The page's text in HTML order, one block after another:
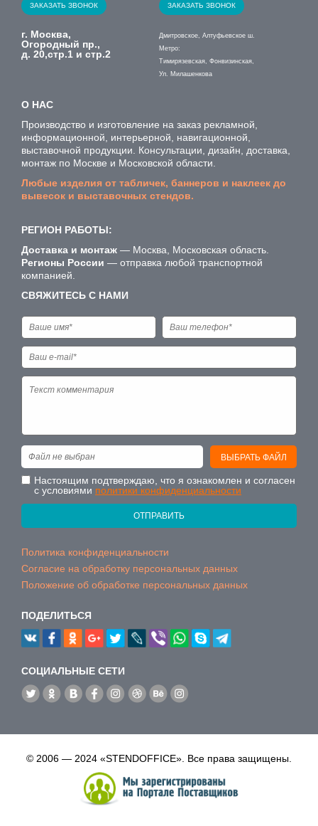
ЗАКАЗАТЬ ЗВОНОК ЗАКАЗАТЬ ЗВОНОК
г. Москва,
Огородный пр.,
д. 20,стр.1 и стр.2
Дмитровское, Алтуфьевское ш.
Метро:
Тимирязевская, Фонвизинская,
Ул. Милашенкова
О НАС
Производство и изготовление на заказ рекламной,
информационной, интерьерной, навигационной,
выставочной продукции. Консультации, дизайн, доставка,
монтаж по Москве и Московской области.
Любые изделия от табличек, баннеров и наклеек до
вывесок и выставочных стендов.
РЕГИОН РАБОТЫ:
Доставка и монтаж — Москва, Московская область.
Регионы России — отправка любой транспортной
компанией.
СВЯЖИТЕСЬ С НАМИ
ВЫБРАТЬ ФАЙЛ
Файл не выбран
Настоящим подтверждаю, что я ознакомлен и согласен
с условиями политики конфиденциальности
ОТПРАВИТЬ
Политика конфиденциальности
Согласие на обработку персональных данных
Положение об обработке персональных данных
ПОДЕЛИТЬСЯ
CОЦИАЛЬНЫЕ СЕТИ
© 2006 — 2024 «STENDOFFICE». Все права защищены.